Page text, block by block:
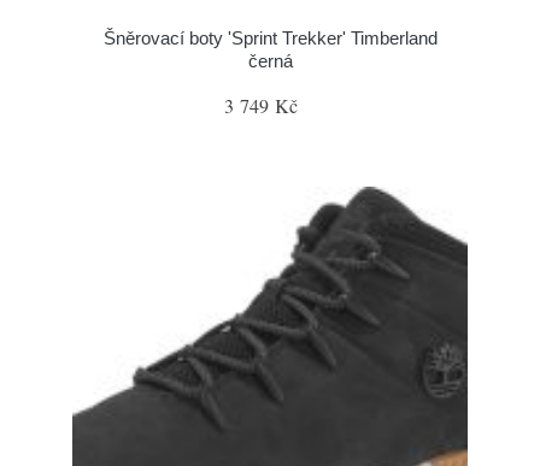
Šněrovací boty 'Sprint Trekker' Timberland
černá
3 749 Kč